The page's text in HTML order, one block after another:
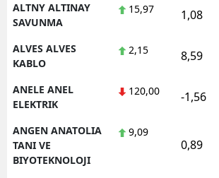
ALTNY ALTINAY
SAVUNMA
15,97 1,08
ALVES ALVES
KABLO
2,15 8,59
ANELE ANEL
ELEKTRIK
120,00 -1,56
ANGEN ANATOLIA
TANI VE
BIYOTEKNOLOJI
9,09
0,89